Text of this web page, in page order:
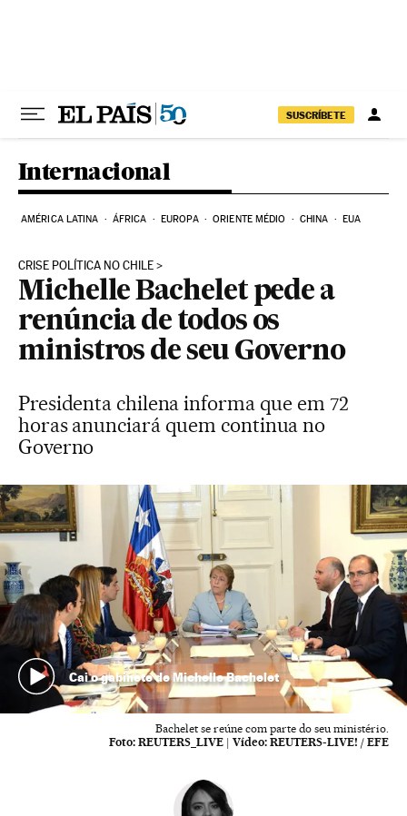
SUSCRÍBETE
Internacional
AMÉRICA LATINA ÁFRICA EUROPA ORIENTE MÉDIO CHINA EUA
CRISE POLÍTICA NO CHILE
Michelle Bachelet pede a
renúncia de todos os
ministros de seu Governo
Presidenta chilena informa que em 72
horas anunciará quem continua no
Governo
Cai o gabinete de Michelle Bachelet
Bachelet se reúne com parte do seu ministério.
Foto: REUTERS_LIVE | Vídeo: REUTERS-LIVE! / EFE